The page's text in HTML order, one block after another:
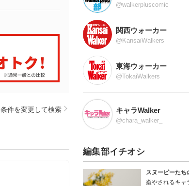
条件を変更して検索
@walkerpluscomic
関西ウォーカー
@KansaiWalkers
東海ウォーカー
@TokaiWalkers
キャラWalker
@chara_walker_
編集部イチオシ
スヌーピーたち
癒やされるキャ